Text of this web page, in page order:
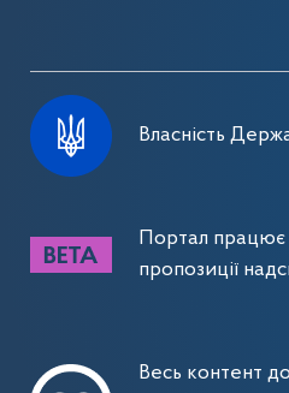
Власність
Портал працює
пропозиції
Весь контент